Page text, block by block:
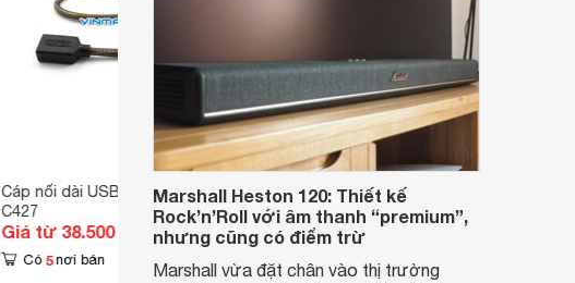
Cáp nối dài USB 0.3m Unitek Y-
C427
Giá từ 38.500 đ
Có 5 nơi bán
Cáp nối dài usb 5 mét Unitek Y-
C418
Giá từ 82.500 đ
Có 21 nơi bán
Marshall Heston 120: Thiết kế
Rock’n’Roll với âm thanh “premium”,
nhưng cũng có điểm trừ
Marshall vừa đặt chân vào thị trường